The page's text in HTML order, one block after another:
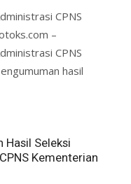
CPNS
–
CPNS
hasil
Hasil Seleksi
Kementerian